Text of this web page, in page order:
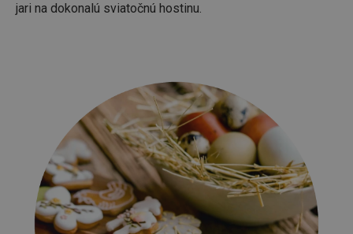
jari na dokonalú sviatočnú hostinu.